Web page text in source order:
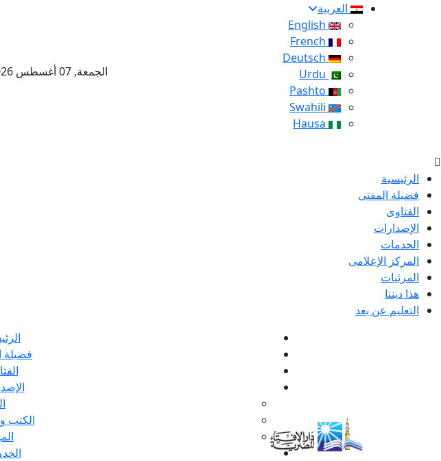
العربية
الجمعة, 07 أغسطس 2026 – 24 صفر 1448 هـ
الرئيسية
فضيلة المفتى
الفتاوى
الإصدارات
الخدمات
المركز الإعلامى
المرئيات
هذا ديننا
التعليم عن بعد
فضيلة
الكتب